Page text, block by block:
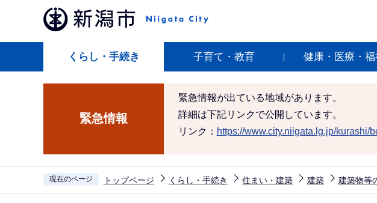
ペ
くらし・手続き 子育て・教育 健康・医療・福
緊急情報
緊急情報が出ている地域があります。
詳細は下記リンクで公開しています。
リンク： https://www.city.niigata.lg.jp/kurashi/
現在のページ トップページ くらし・手続き 住まい・建築 建築 建築物等